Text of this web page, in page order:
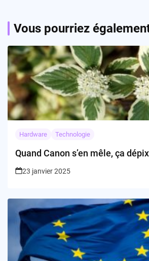
Vous pourriez
Hardware Technologie
Quand Canon s’en mêle, ça
23 janvier 2025